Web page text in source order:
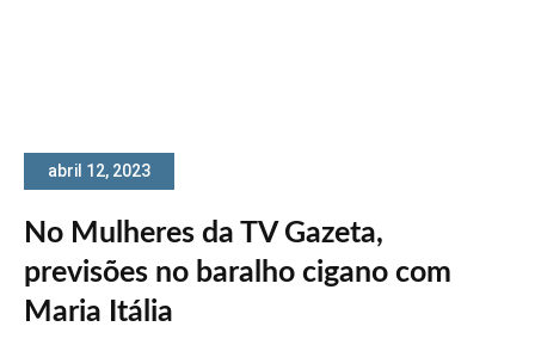
abril 12, 2023
No Mulheres da TV Gazeta,
previsões no baralho cigano com
Maria Itália